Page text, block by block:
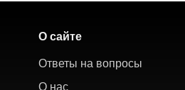
О сайте
Ответы на вопросы
О нас